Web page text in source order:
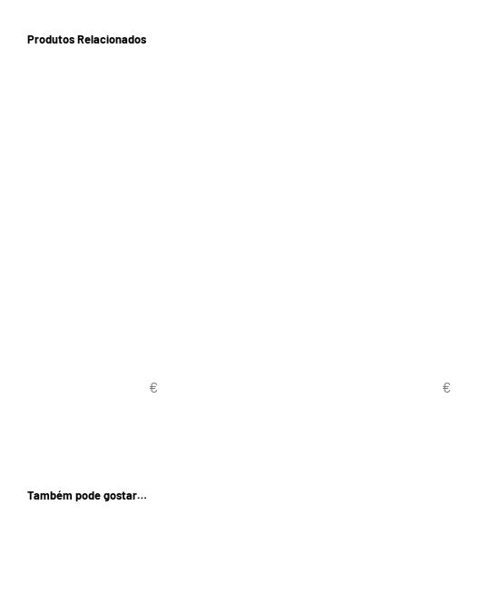
Produtos Relacionados
Também pode gostar…